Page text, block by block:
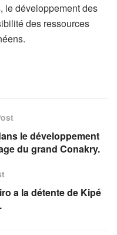
le développement des
des ressources
le développement
du grand Conakry.
a la détente de Kipé